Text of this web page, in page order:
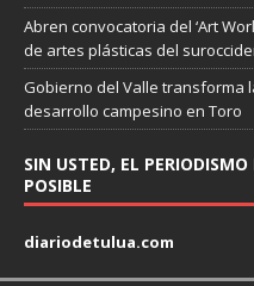
Abren convocatoria del ‘Art
de artes plásticas del
Gobierno del Valle transforma
desarrollo campesino en Toro
SIN USTED, EL
POSIBLE
diariodetulua.com